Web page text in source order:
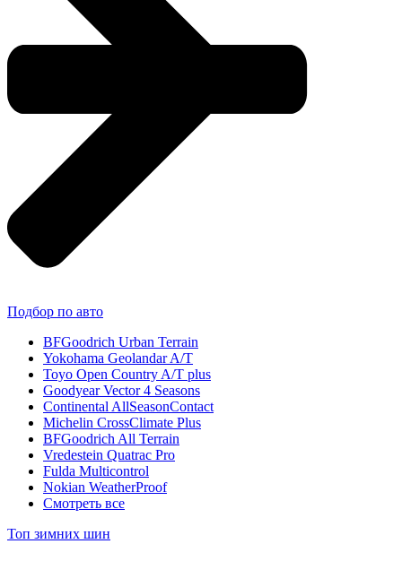
Подбор по авто
BFGoodrich Urban Terrain
Yokohama Geolandar A/T
Toyo Open Country A/T plus
Goodyear Vector 4 Seasons
Continental AllSeasonContact
Michelin CrossClimate Plus
BFGoodrich All Terrain
Vredestein Quatrac Pro
Fulda Multicontrol
Nokian WeatherProof
Смотреть все
Топ зимних шин